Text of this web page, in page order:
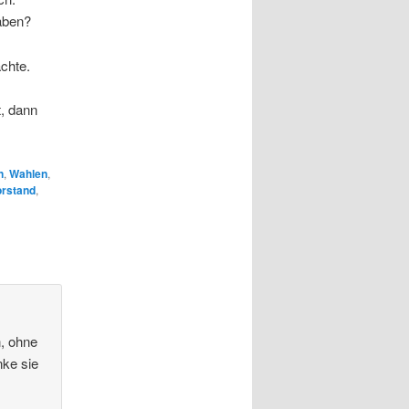
dann
, Wahlen,
,
ohne
sie